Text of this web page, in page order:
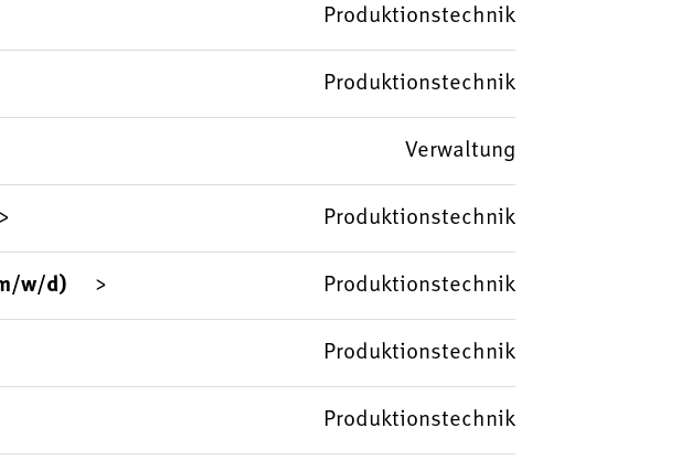
Produktionstechnik
Produktionstechnik
Verwaltung
Produktionstechnik
w/d) Produktionstechnik
Produktionstechnik
Produktionstechnik